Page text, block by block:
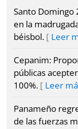
Santo Domingo
en la
béisbol.
Leer
Cepanim:
públicas
100%.
Leer
Panameño
de las fuerzas